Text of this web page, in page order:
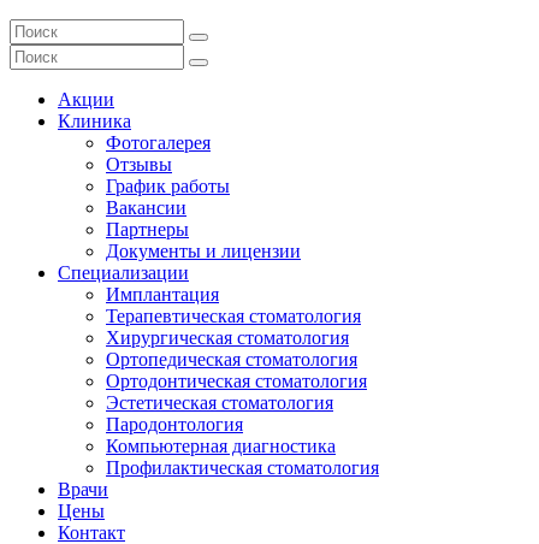
Акции
Клиника
Фотогалерея
Отзывы
График работы
Вакансии
Партнеры
Документы и лицензии
Специализации
Имплантация
Терапевтическая стоматология
Хирургическая стоматология
Ортопедическая стоматология
Ортодонтическая стоматология
Эстетическая стоматология
Пародонтология
Компьютерная диагностика
Профилактическая стоматология
Врачи
Цены
Контакт